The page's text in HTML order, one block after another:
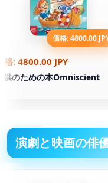
価格: 4800.00
格: 4800.00 JPY
供のための本Omniscient
演劇と映画の俳